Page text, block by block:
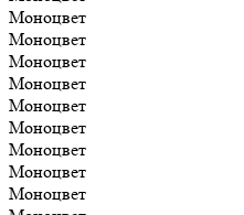
Моноцвет
Моноцвет
Моноцвет
Моноцвет
Моноцвет
Моноцвет
Моноцвет
Моноцвет
Моноцвет